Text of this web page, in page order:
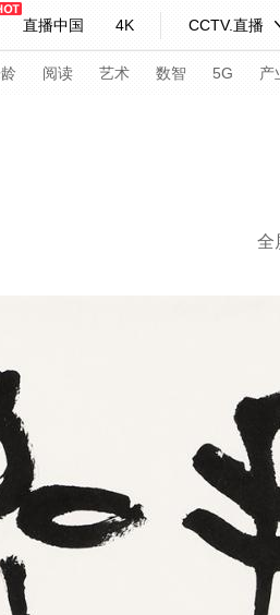
直播中国 4K CCTV.直播
阅读 艺术 数智 5G 产
人生第二次
中超 网球
冰雪道路
旅游 科普 健康 乐龄
中国
全